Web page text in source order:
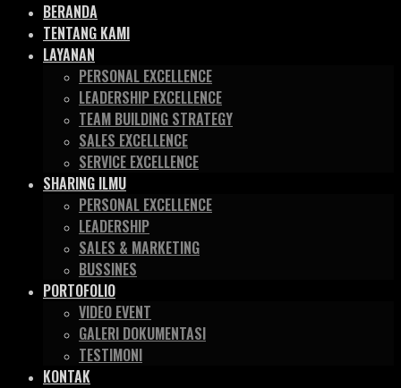
BERANDA
TENTANG KAMI
LAYANAN
PERSONAL EXCELLENCE
LEADERSHIP EXCELLENCE
TEAM BUILDING STRATEGY
SALES EXCELLENCE
SERVICE EXCELLENCE
SHARING ILMU
PERSONAL EXCELLENCE
LEADERSHIP
SALES & MARKETING
BUSSINES
PORTOFOLIO
VIDEO EVENT
GALERI DOKUMENTASI
TESTIMONI
KONTAK